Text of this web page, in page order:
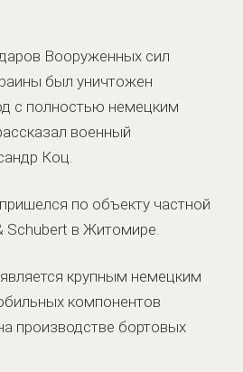
Вооруженных сил
был уничтожен
с полностью немецким
военный
Коц.
по объекту частной
Schubert в Житомире.
крупным немецким
компонентов
производстве бортовых